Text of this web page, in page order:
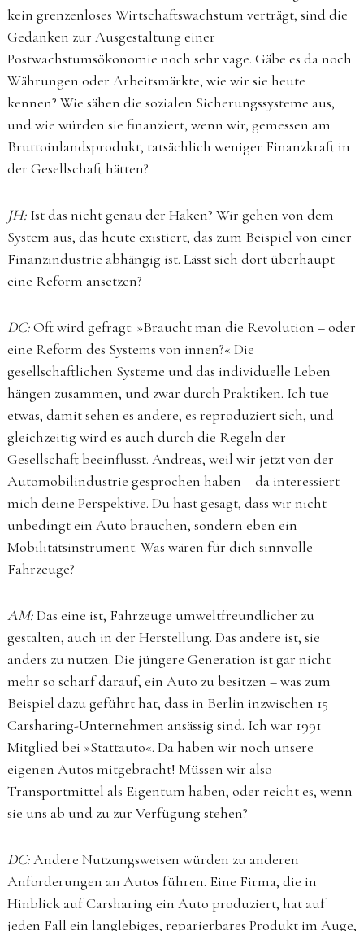
kein grenzenloses Wirtschaftswachstum verträgt, sind die
Gedanken zur Ausgestaltung einer
Postwachstumsökonomie noch sehr vage. Gäbe es da noch
Währungen oder Arbeitsmärkte, wie wir sie heute
kennen? Wie sähen die sozialen Sicherungssysteme aus,
und wie würden sie finanziert, wenn wir, gemessen am
Bruttoinlandsprodukt, tatsächlich weniger Finanzkraft in
der Gesellschaft hätten?
JH:Ist das nicht genau der Haken? Wir gehen von dem
System aus, das heute existiert, das zum Beispiel von einer
Finanzindustrie abhängig ist. Lässt sich dort überhaupt
eine Reform ansetzen?
DC:Oft wird gefragt: »Braucht man die Revolution – oder
eine Reform des Systems von innen?« Die
gesellschaftlichen Systeme und das individuelle Leben
hängen zusammen, und zwar durch Praktiken. Ich tue
etwas, damit sehen es andere, es reproduziert sich, und
gleichzeitig wird es auch durch die Regeln der
Gesellschaft beeinflusst. Andreas, weil wir jetzt von der
Automobilindustrie gesprochen haben – da interessiert
mich deine Perspektive. Du hast gesagt, dass wir nicht
unbedingt ein Auto brauchen, sondern eben ein
Mobilitätsinstrument. Was wären für dich sinnvolle
Fahrzeuge?
AM:Das eine ist, Fahrzeuge umweltfreundlicher zu
gestalten, auch in der Herstellung. Das andere ist, sie
anders zu nutzen. Die jüngere Generation ist gar nicht
mehr so scharf darauf, ein Auto zu besitzen – was zum
Beispiel dazu geführt hat, dass in Berlin inzwischen 15
Carsharing-Unternehmen ansässig sind. Ich war 1991
Mitglied bei »Stattauto«. Da haben wir noch unsere
eigenen Autos mitgebracht! Müssen wir also
Transportmittel als Eigentum haben, oder reicht es, wenn
sie uns ab und zu zur Verfügung stehen?
DC:Andere Nutzungsweisen würden zu anderen
Anforderungen an Autos führen. Eine Firma, die in
Hinblick auf Carsharing ein Auto produziert, hat auf
jeden Fall ein langlebiges, reparierbares Produkt im Auge,